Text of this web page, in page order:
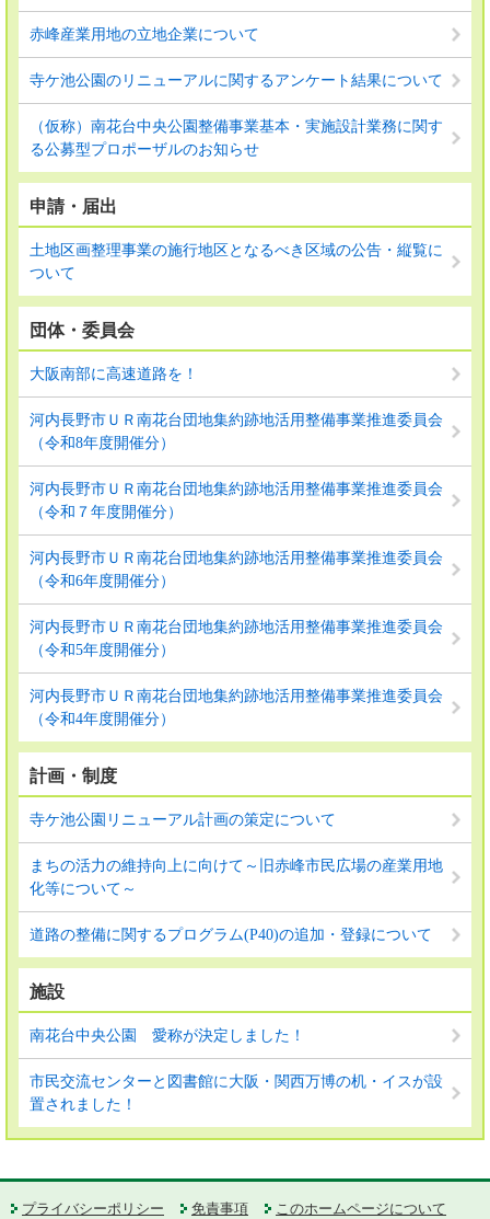
赤峰産業用地の立地企業について
寺ケ池公園のリニューアルに関するアンケート結果について
（仮称）南花台中央公園整備事業基本・実施設計業務に関す
る公募型プロポーザルのお知らせ
申請・届出
土地区画整理事業の施行地区となるべき区域の公告・縦覧に
ついて
団体・委員会
大阪南部に高速道路を！
河内長野市ＵＲ南花台団地集約跡地活用整備事業推進委員会
（令和8年度開催分）
河内長野市ＵＲ南花台団地集約跡地活用整備事業推進委員会
（令和７年度開催分）
河内長野市ＵＲ南花台団地集約跡地活用整備事業推進委員会
（令和6年度開催分）
河内長野市ＵＲ南花台団地集約跡地活用整備事業推進委員会
（令和5年度開催分）
河内長野市ＵＲ南花台団地集約跡地活用整備事業推進委員会
（令和4年度開催分）
計画・制度
寺ケ池公園リニューアル計画の策定について
まちの活力の維持向上に向けて～旧赤峰市民広場の産業用地
化等について～
道路の整備に関するプログラム(P40)の追加・登録について
施設
南花台中央公園 愛称が決定しました！
市民交流センターと図書館に大阪・関西万博の机・イスが設
置されました！
プライバシーポリシー 免責事項 このホームページについて